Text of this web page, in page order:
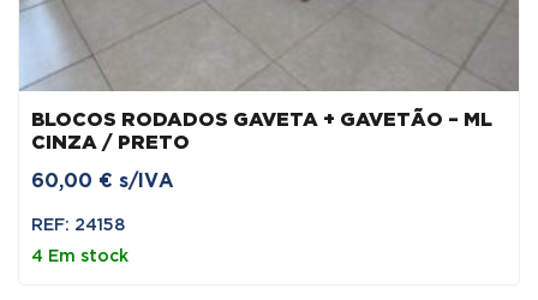
BLOCOS RODADOS GAVETA + GAVETÃO – ML
CINZA / PRETO
60,00 € s/IVA
REF: 24158
4 Em stock